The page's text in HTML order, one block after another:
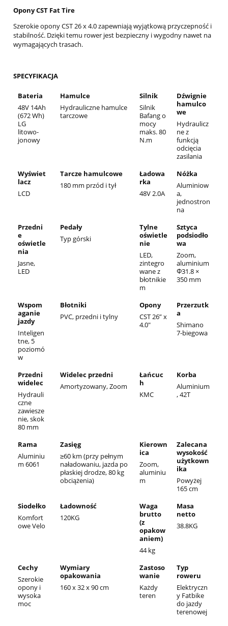
Opony CST Fat Tire
Szerokie opony CST 26 x 4.0 zapewniają wyjątkową przyczepność i
stabilność. Dzięki temu rower jest bezpieczny i wygodny nawet na
wymagających trasach.
SPECYFIKACJA
Bateria
48V 14Ah
(672 Wh)
LG
litowo-
jonowy
Hamulce
Hydrauliczne hamulce
tarczowe
Silnik
Silnik
Bafang o
mocy
maks. 80
N.m
Dźwignie
hamulco
we
Hydraulicz
ne z
funkcją
odcięcia
zasilania
Wyświet
lacz
LCD
Tarcze hamulcowe
180 mm przód i tył
Ładowa
rka
48V 2.0A
Nóżka
Aluminiow
a,
jednostron
na
Przedni
e
oświetle
nia
Jasne,
LED
Pedały
Typ górski
Tylne
oświetle
nie
LED,
zintegro
wane z
błotnikie
m
Sztyca
podsiodło
wa
Zoom,
aluminium
Φ31.8 ×
350 mm
Wspom
aganie
jazdy
Inteligen
tne, 5
poziomó
w
Błotniki
PVC, przedni i tylny
Opony
CST 26” x
4.0"
Przerzutk
a
Shimano
7-biegowa
Przedni
widelec
Hydrauli
czne
zawiesze
nie, skok
80 mm
Widelec przedni
Amortyzowany, Zoom
Łańcuc
h
KMC
Korba
Aluminium
, 42T
Rama
Aluminiu
m 6061
Zasięg
≥60 km (przy pełnym
naładowaniu, jazda po
płaskiej drodze, 80 kg
obciążenia)
Kierown
ica
Zoom,
aluminiu
m
Zalecana
wysokość
użytkown
ika
Powyżej
165 cm
Siodełko
Komfort
owe Velo
Ładowność
120KG
Waga
brutto
(z
opakow
aniem)
44 kg
Masa
netto
38.8KG
Cechy
Szerokie
opony i
wysoka
moc
Wymiary
opakowania
160 x 32 x 90 cm
Zastoso
wanie
Każdy
teren
Typ
roweru
Elektryczn
y Fatbike
do jazdy
terenowej